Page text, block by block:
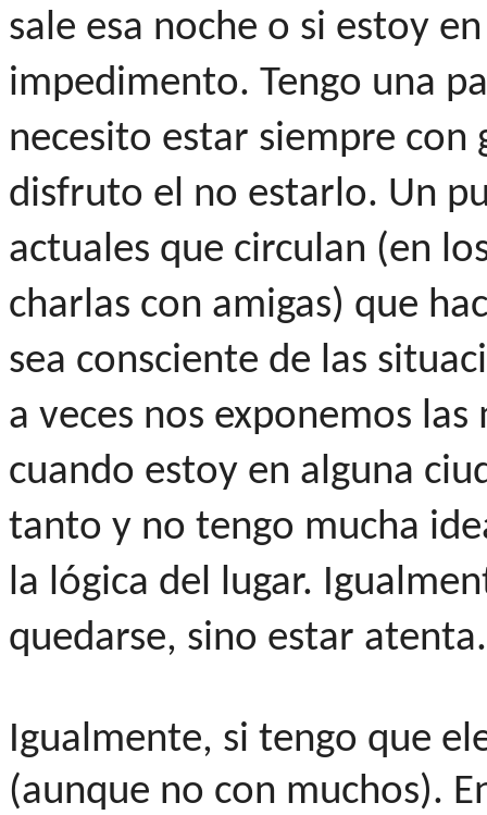
sale esa noche o si estoy
impedimento. Tengo una
necesito estar siempre con
disfruto el no estarlo. Un
actuales que circulan (en
charlas con amigas) que
sea consciente de las
a veces nos exponemos
cuando estoy en alguna
tanto y no tengo mucha
la lógica del lugar.
quedarse, sino estar atenta.
Igualmente, si tengo que
(aunque no con muchos).